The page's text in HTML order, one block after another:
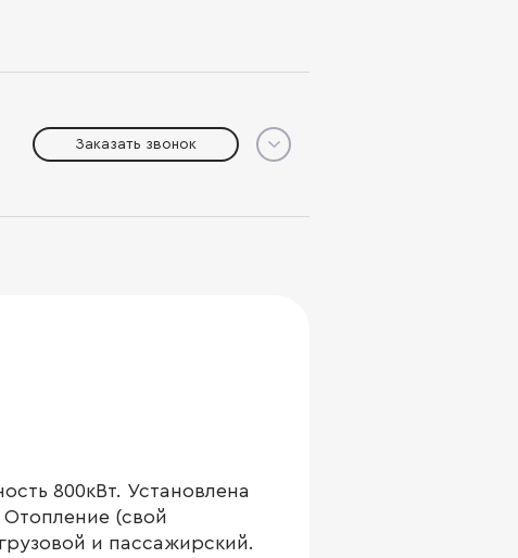
Заказать звонок
800кВт. Установлена
(свой
и пассажирский.